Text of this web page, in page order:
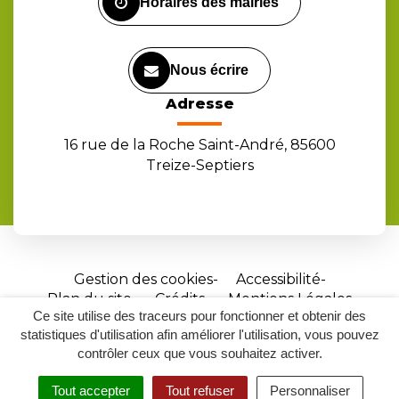
Ce site utilise des traceurs pour fonctionner et obtenir des
statistiques d'utilisation afin améliorer l'utilisation, vous pouvez
contrôler ceux que vous souhaitez activer.
Tout accepter Tout refuser Personnaliser
Nous écrire
Adresse
16 rue de la Roche Saint-André, 85600
Treize-Septiers
Gestion des cookies
Accessibilité
Plan du site
Crédits
Mentions Légales
Site
réalisé
par
Inovagora